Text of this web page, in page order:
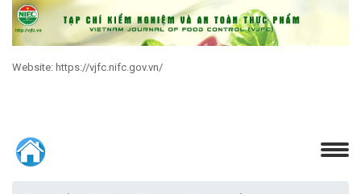
Website: https://vjfc.nifc.gov.vn/